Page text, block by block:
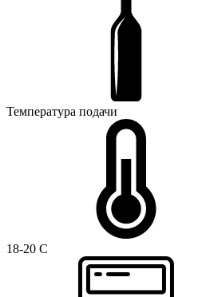
Температура подачи
18-20 C